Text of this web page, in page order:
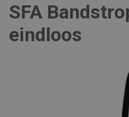
SFA
eindloos